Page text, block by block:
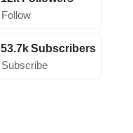
Follow
53.7kSubscribers
Subscribe